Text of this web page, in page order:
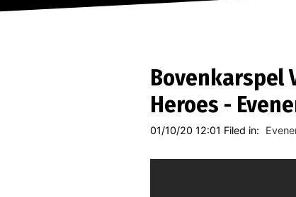
Bovenkarspel
Heroes -
01/10/20 12:01 Filed in: